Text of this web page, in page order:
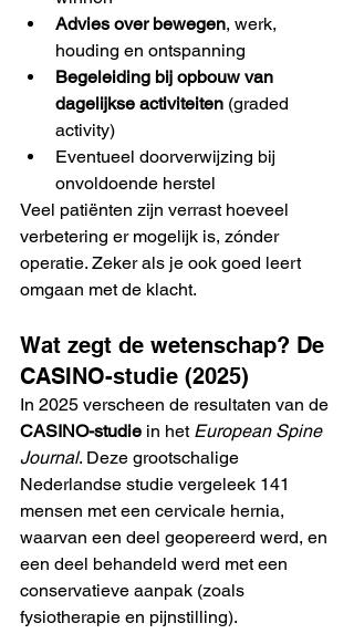
Advies over bewegen, werk,
houding en ontspanning
Begeleiding bij opbouw van
dagelijkse activiteiten (graded
activity)
Eventueel doorverwijzing bij
onvoldoende herstel
Veel patiënten zijn verrast hoeveel
verbetering er mogelijk is, zónder
operatie. Zeker als je ook goed leert
omgaan met de klacht.
Wat zegt de wetenschap? De
CASINO-studie (2025)
In 2025 verscheen de resultaten van de
CASINO-studie in het European Spine
Journal. Deze grootschalige
Nederlandse studie vergeleek 141
mensen met een cervicale hernia,
waarvan een deel geopereerd werd, en
een deel behandeld werd met een
conservatieve aanpak (zoals
fysiotherapie en pijnstilling).